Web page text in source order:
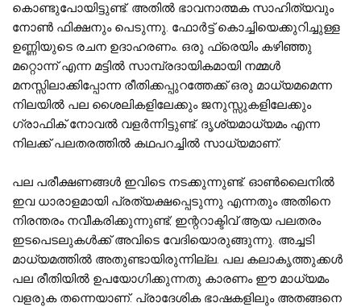
കൊണ്ടുപോയിട്ടുണ്ട്. അതിൽ ഭാവനാത്മക സാഹിത്യവും
നോൺ ഫിക്ഷനും പെടുന്നു. ഫോർട്ട് കൊച്ചിയെക്കുറിച്ചുള്ള
ഉണ്ണിയുടെ രചന ഉദാഹരണം. ഒരു ഫ്രെയിം കഴിഞ്ഞു
മറ്റൊന്ന് എന്ന മട്ടിൽ സാമ്പ്രദായികമായി നമ്മൾ
മനസ്സിലാക്കിപ്പോന്ന രീതിക്കപ്പുറത്തേക്ക് ഒരു മാധ്യമമെന്ന
നിലയിൽ പല ശൈലികളിലേക്കും ജനുസ്സുകളിലേക്കും
ഗ്രാഫിക് നോവൽ വളർന്നിട്ടുണ്ട്. ദൃശ്യമാധ്യമം എന്ന
നിലക്ക് പലതരത്തിൽ കഥപറച്ചിൽ സാധ്യമാണ്.
പല പരീക്ഷണങ്ങൾ ഇവിടെ നടക്കുന്നുണ്ട്. ഓൺലൈനിൽ
ഇവ ധാരാളമായി പ്രത്യക്ഷപ്പെടുന്നു എന്നതും അതിനെ
നിരന്തരം നവീകരിക്കുന്നുണ്ട്; ഇന്ററാക്ടിവ് ആയ പലതരം
ഇടപെടലുകൾക്ക് അവിടെ വേദിയൊരുങ്ങുന്നു. അച്ചടി
മാധ്യമത്തിൽ അതുണ്ടായിരുന്നില്ല. പല കലാകൃത്തുക്കൾ
പല രീതിയിൽ ഉപയോഗിക്കുന്നതു കാരണം ഈ മാധ്യമം
വളരുക തന്നെയാണ്. പ്രാദേശിക ഭാഷകളിലും അതങ്ങനെ